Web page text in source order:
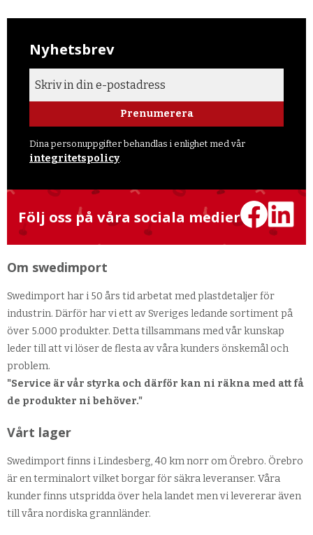
Nyhetsbrev
Prenumerera
Dina personuppgifter behandlas i enlighet med vår
integritetspolicy
Följ oss på våra sociala medier
Om swedimport
Swedimport har i 50 års tid arbetat med plastdetaljer för
industrin. Därför har vi ett av Sveriges ledande sortiment på
över 5.000 produkter. Detta tillsammans med vår kunskap
leder till att vi löser de flesta av våra kunders önskemål och
problem.
"Service är vår styrka och därför kan ni räkna med att få
de produkter ni behöver."
Vårt lager
Swedimport finns i Lindesberg, 40 km norr om Örebro. Örebro
är en terminalort vilket borgar för säkra leveranser. Våra
kunder finns utspridda över hela landet men vi levererar även
till våra nordiska grannländer.